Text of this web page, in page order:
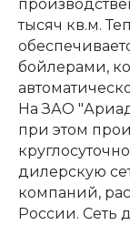
тысяч кв.м.
бойлерами,
На ЗАО
при этом
дилерскую
компаний,
России. Сеть